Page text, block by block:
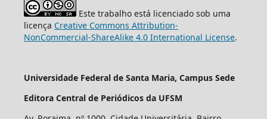
Este trabalho está licenciado sob uma
licença Creative Commons Attribution-
NonCommercial-ShareAlike 4.0 International License.
Universidade Federal de Santa Maria, Campus Sede
Editora Central de Periódicos da UFSM